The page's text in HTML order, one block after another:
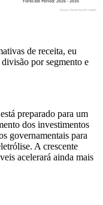
de receita, eu
por segmento e
preparado para um
dos investimentos
governamentais para
A crescente
​​acelerará ainda mais